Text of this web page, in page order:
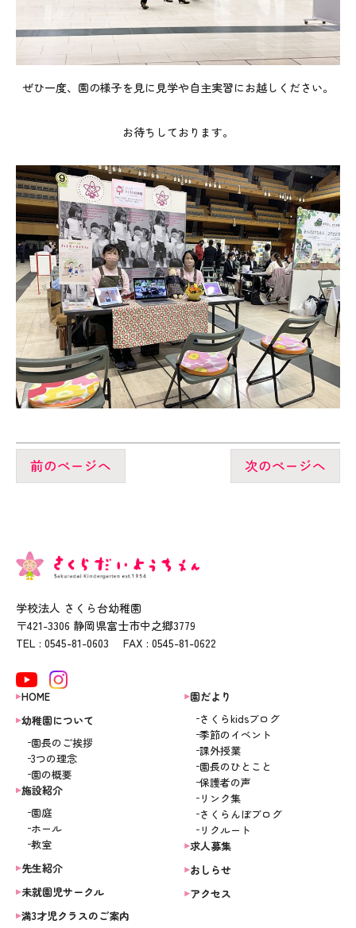
ぜひ一度、園の様子を見に見学や自主実習にお越しください。
お待ちしております。
前のページへ 次のページへ
学校法人 さくら台幼稚園
〒421-3306 静岡県富士市中之郷3779
TEL : 0545-81-0603 FAX : 0545-81-0622
HOME
幼稚園について
園長のご挨拶
3つの理念
園の概要
施設紹介
園庭
ホール
教室
先生紹介
未就園児サークル
満3才児クラスのご案内
園だより
さくらkidsブログ
季節のイベント
課外授業
園長のひとこと
保護者の声
リンク集
さくらんぼブログ
リクルート
求人募集
おしらせ
アクセス